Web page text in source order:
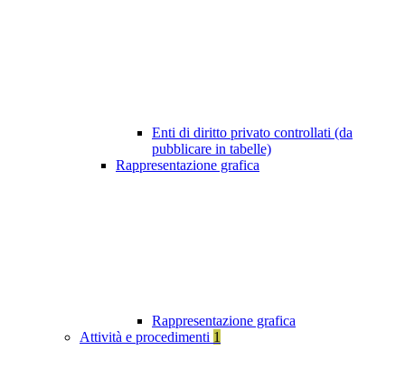
Enti di diritto privato controllati (da
pubblicare in tabelle)
Rappresentazione grafica
Rappresentazione grafica
Attività e procedimenti 1